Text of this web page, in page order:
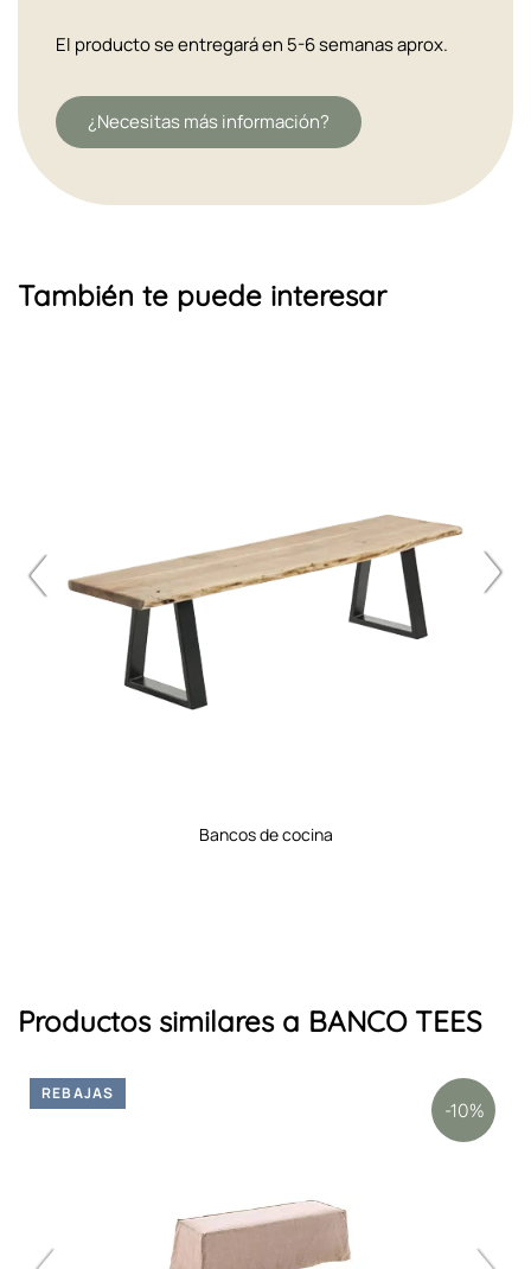
El producto se entregará en 5-6 semanas aprox.
¿Necesitas más información?
También te puede interesar
bancos de cocina
Productos similares a BANCO TEES
-10%
REBAJAS